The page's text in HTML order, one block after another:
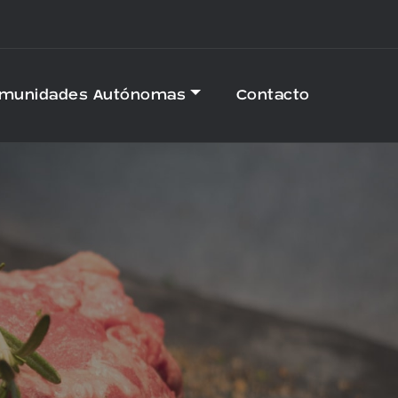
Autónomas Contacto